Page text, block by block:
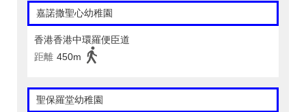
嘉諾撒聖心幼稚園
香港香港中環羅便臣道
距離 450m
聖保羅堂幼稚園